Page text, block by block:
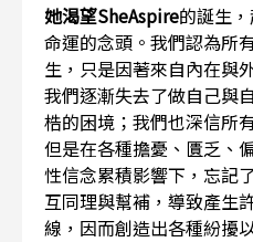
她渴望SheAspire的誕生
命運的念頭。我們認為所
生，只是因著來自內在與
我們逐漸失去了做自己與
梏的困境；我們也深信所
但是在各種擔憂、匱乏、
性信念累積影響下，忘記
互同理與幫補，導致產生
線，因而創造出各種紛擾